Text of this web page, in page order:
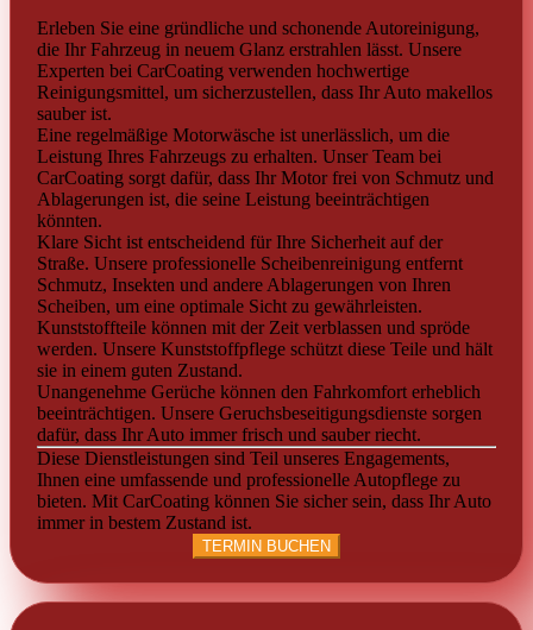
Erleben Sie eine gründliche und schonende Autoreinigung,
die Ihr Fahrzeug in neuem Glanz erstrahlen lässt. Unsere
Experten bei CarCoating verwenden hochwertige
Reinigungsmittel, um sicherzustellen, dass Ihr Auto makellos
sauber ist.
Eine regelmäßige Motorwäsche ist unerlässlich, um die
Leistung Ihres Fahrzeugs zu erhalten. Unser Team bei
CarCoating sorgt dafür, dass Ihr Motor frei von Schmutz und
Ablagerungen ist, die seine Leistung beeinträchtigen
könnten.
Klare Sicht ist entscheidend für Ihre Sicherheit auf der
Straße. Unsere professionelle Scheibenreinigung entfernt
Schmutz, Insekten und andere Ablagerungen von Ihren
Scheiben, um eine optimale Sicht zu gewährleisten.
Kunststoffteile können mit der Zeit verblassen und spröde
werden. Unsere Kunststoffpflege schützt diese Teile und hält
sie in einem guten Zustand.
Unangenehme Gerüche können den Fahrkomfort erheblich
beeinträchtigen. Unsere Geruchsbeseitigungsdienste sorgen
dafür, dass Ihr Auto immer frisch und sauber riecht.
Diese Dienstleistungen sind Teil unseres Engagements,
Ihnen eine umfassende und professionelle Autopflege zu
bieten. Mit CarCoating können Sie sicher sein, dass Ihr Auto
immer in bestem Zustand ist.
TERMIN BUCHEN